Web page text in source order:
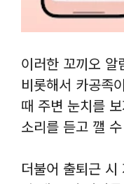
이러한 꼬끼오
비롯해서 카공족
때 주변 눈치를
소리를 듣고 깰
더불어 출퇴근